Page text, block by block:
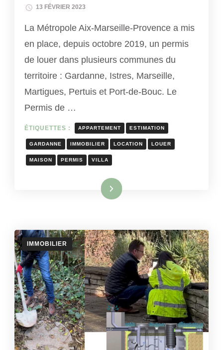
13 FÉVRIER 2023
La Métropole Aix-Marseille-Provence a mis
en place, depuis octobre 2019, un permis
de louer dans plusieurs communes du
territoire : Gardanne, Istres, Marseille,
Martigues, Pertuis et Port-de-Bouc. Le
Permis de …
ÉTIQUETTES : APPARTEMENT ESTIMATION
GARDANNE IMMOBILIER LOCATION LOUER
MAISON PERMIS VILLA
Lire la suite
IMMOBILIER